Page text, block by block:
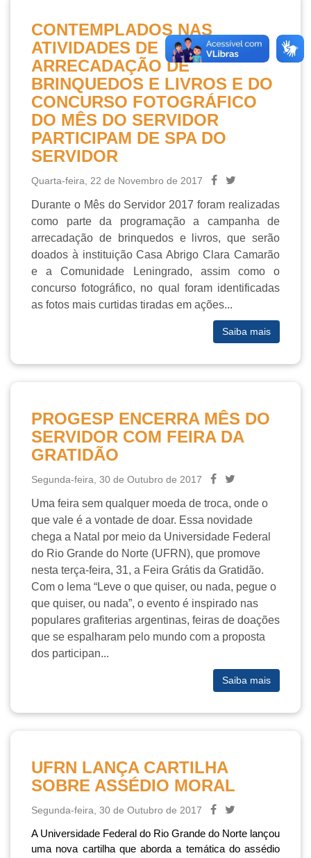
CONTEMPLADOS NAS
ATIVIDADES DE
ARRECADAÇÃO DE
BRINQUEDOS E LIVROS E DO
CONCURSO FOTOGRÁFICO
DO MÊS DO SERVIDOR
PARTICIPAM DE SPA DO
SERVIDOR
Quarta-feira, 22 de Novembro de 2017
Durante o Mês do Servidor 2017 foram realizadas
como parte da programação a campanha de
arrecadação de brinquedos e livros, que serão
doados à instituição Casa Abrigo Clara Camarão
e a Comunidade Leningrado, assim como o
concurso fotográfico, no qual foram identificadas
as fotos mais curtidas tiradas em ações...
Saiba mais
PROGESP ENCERRA MÊS DO
SERVIDOR COM FEIRA DA
GRATIDÃO
Segunda-feira, 30 de Outubro de 2017
Uma feira sem qualquer moeda de troca, onde o
que vale é a vontade de doar. Essa novidade
chega a Natal por meio da Universidade Federal
do Rio Grande do Norte (UFRN), que promove
nesta terça-feira, 31, a Feira Grátis da Gratidão.
Com o lema “Leve o que quiser, ou nada, pegue o
que quiser, ou nada”, o evento é inspirado nas
populares grafiterias argentinas, feiras de doações
que se espalharam pelo mundo com a proposta
dos participan...
Saiba mais
UFRN LANÇA CARTILHA
SOBRE ASSÉDIO MORAL
Segunda-feira, 30 de Outubro de 2017
A Universidade Federal do Rio Grande do Norte lançou
uma nova cartilha que aborda a temática do assédio